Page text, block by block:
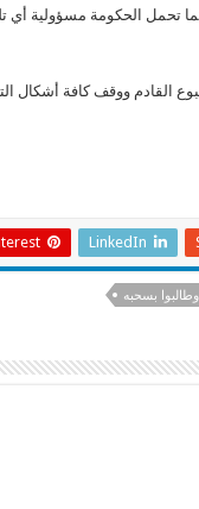
تحمل الحكومة مسؤولية أي
القادم ووقف كافة أشكال
LinkedIn